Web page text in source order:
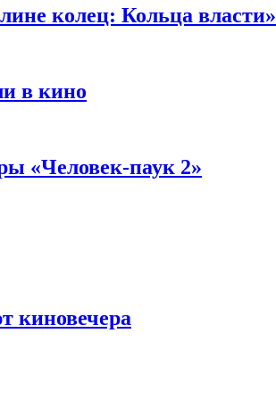
колец: Кольца власти»
в кино
«Человек-паук 2»
киновечера